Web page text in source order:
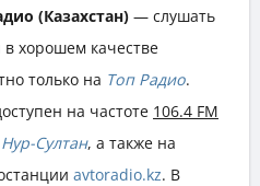
(Казахстан) — слушать
хорошем качестве
только на Топ Радио.
на частоте 106.4 FM
Нур-Султан, а также на
avtoradio.kz. В